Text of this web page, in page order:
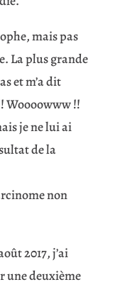
mais pas
La plus grande
et m’a dit
Woooowww !!
je ne lui ai
de la
non
2017, j’ai
une deuxième